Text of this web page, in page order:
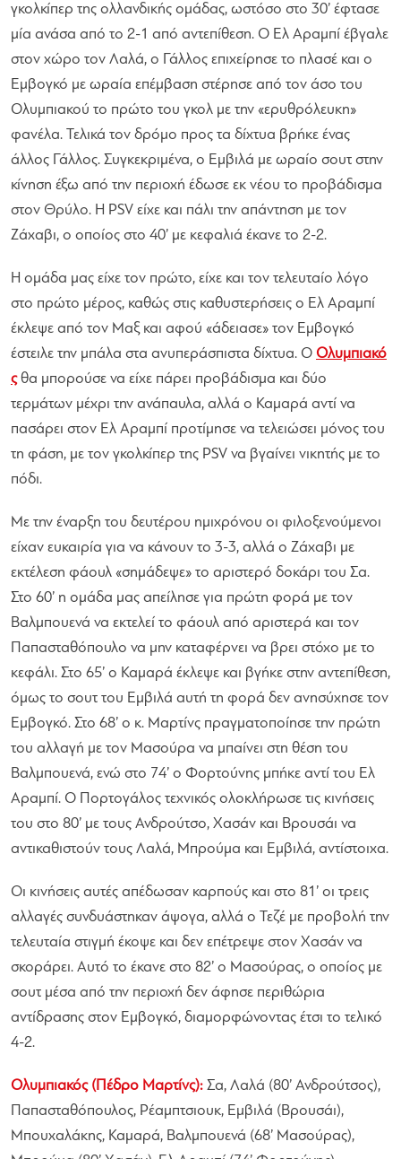
γκολκίπερ της ολλανδικής ομάδας, ωστόσο στο 30’ έφτασε
μία ανάσα από το 2-1 από αντεπίθεση. Ο Ελ Αραμπί έβγαλε
στον χώρο τον Λαλά, ο Γάλλος επιχείρησε το πλασέ και ο
Εμβογκό με ωραία επέμβαση στέρησε από τον άσο του
Ολυμπιακού το πρώτο του γκολ με την «ερυθρόλευκη»
φανέλα. Τελικά τον δρόμο προς τα δίχτυα βρήκε ένας
άλλος Γάλλος. Συγκεκριμένα, ο Εμβιλά με ωραίο σουτ στην
κίνηση έξω από την περιοχή έδωσε εκ νέου το προβάδισμα
στον Θρύλο. Η PSV είχε και πάλι την απάντηση με τον
Ζάχαβι, ο οποίος στο 40’ με κεφαλιά έκανε το 2-2.
Η ομάδα μας είχε τον πρώτο, είχε και τον τελευταίο λόγο
στο πρώτο μέρος, καθώς στις καθυστερήσεις ο Ελ Αραμπί
έκλεψε από τον Μαξ και αφού «άδειασε» τον Εμβογκό
έστειλε την μπάλα στα ανυπεράσπιστα δίχτυα. Ο Ολυμπιακό
ςθα μπορούσε να είχε πάρει προβάδισμα και δύο
τερμάτων μέχρι την ανάπαυλα, αλλά ο Καμαρά αντί να
πασάρει στον Ελ Αραμπί προτίμησε να τελειώσει μόνος του
τη φάση, με τον γκολκίπερ της PSV να βγαίνει νικητής με το
πόδι.
Με την έναρξη του δευτέρου ημιχρόνου οι φιλοξενούμενοι
είχαν ευκαιρία για να κάνουν το 3-3, αλλά ο Ζάχαβι με
εκτέλεση φάουλ «σημάδεψε» το αριστερό δοκάρι του Σα.
Στο 60’ η ομάδα μας απείλησε για πρώτη φορά με τον
Βαλμπουενά να εκτελεί το φάουλ από αριστερά και τον
Παπασταθόπουλο να μην καταφέρνει να βρει στόχο με το
κεφάλι. Στο 65’ ο Καμαρά έκλεψε και βγήκε στην αντεπίθεση,
όμως το σουτ του Εμβιλά αυτή τη φορά δεν ανησύχησε τον
Εμβογκό. Στο 68’ ο κ. Μαρτίνς πραγματοποίησε την πρώτη
του αλλαγή με τον Μασούρα να μπαίνει στη θέση του
Βαλμπουενά, ενώ στο 74’ ο Φορτούνης μπήκε αντί του Ελ
Αραμπί. Ο Πορτογάλος τεχνικός ολοκλήρωσε τις κινήσεις
του στο 80’ με τους Ανδρούτσο, Χασάν και Βρουσάι να
αντικαθιστούν τους Λαλά, Μπρούμα και Εμβιλά, αντίστοιχα.
Οι κινήσεις αυτές απέδωσαν καρπούς και στο 81’ οι τρεις
αλλαγές συνδυάστηκαν άψογα, αλλά ο Τεζέ με προβολή την
τελευταία στιγμή έκοψε και δεν επέτρεψε στον Χασάν να
σκοράρει. Αυτό το έκανε στο 82’ ο Μασούρας, ο οποίος με
σουτ μέσα από την περιοχή δεν άφησε περιθώρια
αντίδρασης στον Εμβογκό, διαμορφώνοντας έτσι το τελικό
4-2.
Ολυμπιακός (Πέδρο Μαρτίνς): Σα, Λαλά (80’ Ανδρούτσος),
Παπασταθόπουλος, Ρέαμπτσιουκ, Εμβιλά (Βρουσάι),
Μπουχαλάκης, Καμαρά, Βαλμπουενά (68’ Μασούρας),